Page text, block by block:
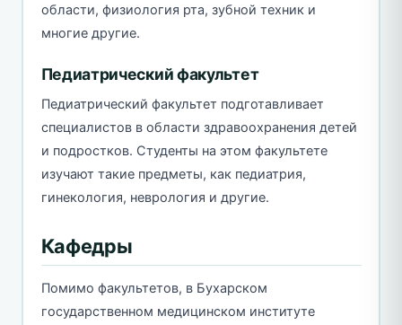
области, физиология рта, зубной техник и
многие другие.
Педиатрический факультет
Педиатрический факультет подготавливает
специалистов в области здравоохранения детей
и подростков. Студенты на этом факультете
изучают такие предметы, как педиатрия,
гинекология, неврология и другие.
Кафедры
Помимо факультетов, в Бухарском
государственном медицинском институте